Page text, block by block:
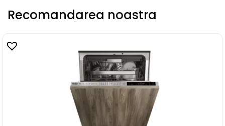
Recomandarea noastra